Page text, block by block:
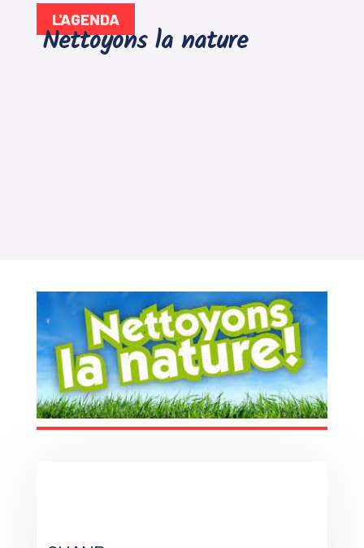
L'AGENDA
Nettoyons la nature